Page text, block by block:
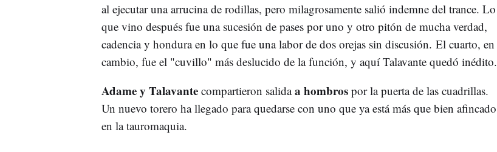
al ejecutar una arrucina de rodillas, pero milagrosamente salió indemne del trance. Lo
que vino después fue una sucesión de pases por uno y otro pitón de mucha verdad,
cadencia y hondura en lo que fue una labor de dos orejas sin discusión. El cuarto, en
cambio, fue el "cuvillo" más deslucido de la función, y aquí Talavante quedó inédito.
Adame y Talavante compartieron salidaa hombrospor la puerta de las cuadrillas.
Un nuevo torero ha llegado para quedarse con uno que ya está más que bien afincado
en la tauromaquia.